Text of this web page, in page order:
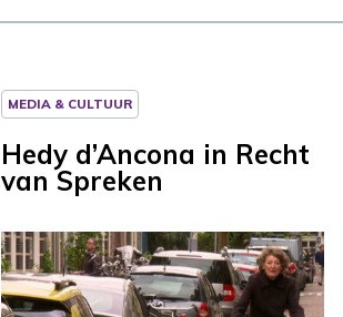
MEDIA & CULTUUR
Hedy d’Ancona in Recht
van Spreken